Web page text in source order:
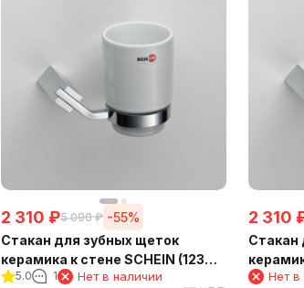
2 310 ₽5 090 ₽ -55%
Стакан для зубных щеток
керамика к стене SCHEIN (123C-
R)5.0 1 Нет в наличии
2 310
Стакан
SCHEIN
Нет в